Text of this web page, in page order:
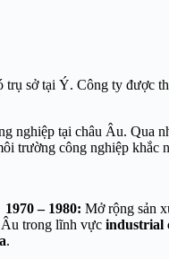
trụ sở tại Ý. Công ty được
tại châu Âu. Qua
trường công nghiệp khắc
1970 – 1980: Mở rộng
trong lĩnh vực industrial
.